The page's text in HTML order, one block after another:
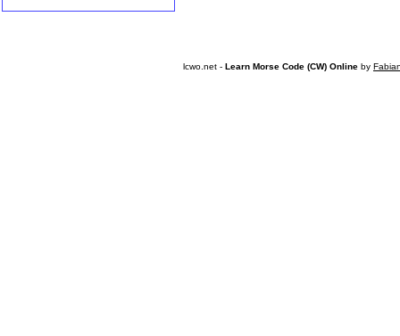
lcwo.net - Learn Morse Code (CW) Online by